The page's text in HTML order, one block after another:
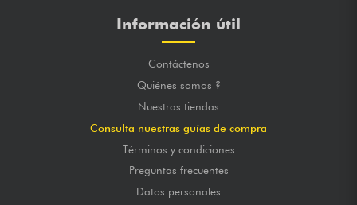
Información útil
Contáctenos
Quiénes somos ?
Nuestras tiendas
Consulta nuestras guías de compra
Términos y condiciones
Preguntas frecuentes
Datos personales